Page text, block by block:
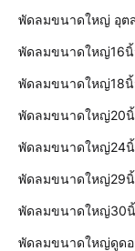
พัดลมขนาดใหญ่ อุต
พัดลมขนาดใหญ่16นิ้
พัดลมขนาดใหญ่18นิ้
พัดลมขนาดใหญ่20
พัดลมขนาดใหญ่24
พัดลมขนาดใหญ่29
พัดลมขนาดใหญ่30
พัดลมขนาดใหญ่ดูด